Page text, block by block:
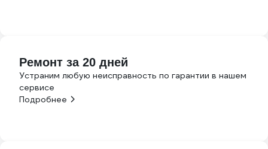
Ремонт за 20 дней
Устраним любую неисправность по гарантии в нашем
сервисе
Подробнее